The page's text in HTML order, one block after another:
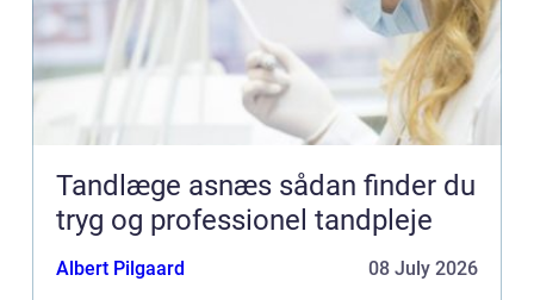
Tandlæge asnæs sådan finder du
tryg og professionel tandpleje
Albert Pilgaard 08 July 2026